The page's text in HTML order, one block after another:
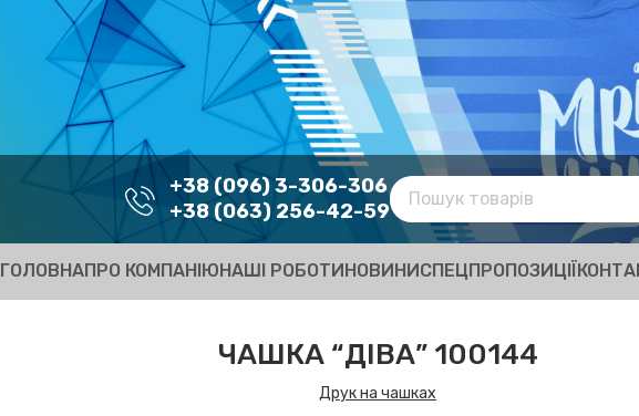
+38 (096) 3-306-306
+38 (063) 256-42-59
ГОЛОВНАПРО КОМПАНІЮНАШІ РОБОТИНОВИНИСПЕЦПРОПОЗИЦІЇ
ЧАШКА “ДІВА” 100144
Друк на чашках